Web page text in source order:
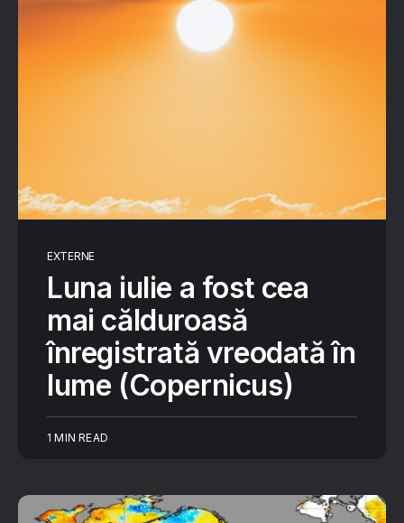
EXTERNE
Luna iulie a fost cea
mai călduroasă
înregistrată vreodată în
lume (Copernicus)
1 MIN READ